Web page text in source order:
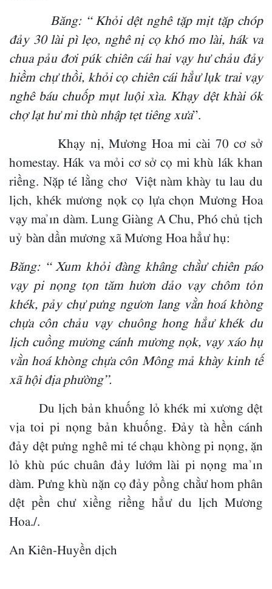
Băng: “ Khỏi dệt nghê tặp mịt tặp chóp
đảy 30 lài pì lẹo, nghê nị cọ khó mo lài, hák va
chua pảu đơi púk chiên cái hai vạy hư chảu đảy
hiềm chự thồi, khỏi cọ chiên cái hẳư lụk trai vạy
nghê báu chuốp mụt luội xìa. Khạy dệt khài ók
chợ lạt hư mi thù nhập tẹt tiêng xưa”.
Khạy nị, Mương Hoa mi cài 70 cơ sở
homestay. Hák va mỏi cơ sở cọ mi khù lák khan
riềng. Nặp té lằng chơ Việt nàm khày tu lau du
lịch, khék mương nọk cọ lựa chọn Mương Hoa
vạy ma ỉn dàm. Lung Giàng A Chu, Phó chủ tịch
uỷ bàn dần mương xã Mương Hoa hẳư hụ:
Băng: “ Xum khỏi đàng khâng chằư chiên páo
vạy pi nọng tọn tăm hươn dảo vạy chôm tỏn
khék, pảy chự pưng ngươn lang vằn hoá khòng
chựa côn chảu vạy chuông hong hẳư khék du
lịch cuồng mương cánh mương nọk, vạy xáo hụ
vằn hoá khòng chựa côn Mông mả khày kinh tế
xã hội địa phường”.
Du lịch bản khuống lỏ khék mi xương dệt
vịa toi pi nọng bản khuống. Đảy tà hền cánh
đảy dệt pưng nghê mi té chạu khòng pi nọng, ặn
lỏ khù púc chuân đảy lướm lài pi nọng ma ỉn
dàm. Pưng khù nặn cọ đảy pồng chằư hom phân
dệt pền chư xiềng riềng hẳư du lịch Mương
Hoa./.
An Kiên-Huyền dịch